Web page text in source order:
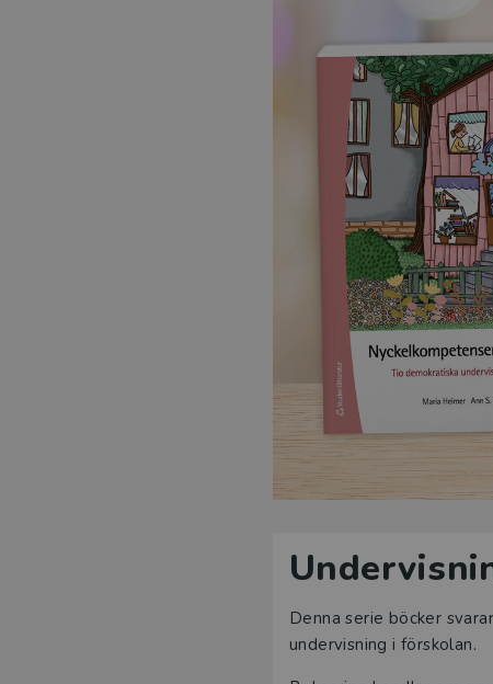
Denna serie böcker
undervisning i förskolan.